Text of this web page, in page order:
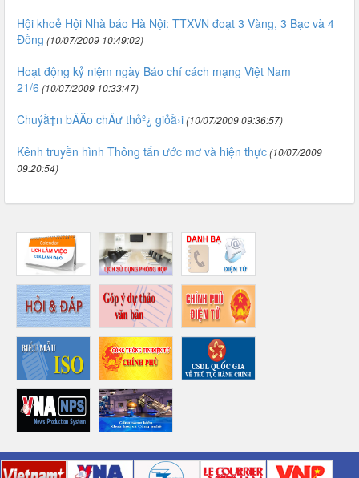
Hội khoẻ Hội Nhà báo Hà Nội: TTXVN đoạt 3 Vàng, 3 Bạc và 4
Đồng (10/07/2009 10:49:02)
Hoạt động kỷ niệm ngày Báo chí cách mạng Việt Nam
21/6 (10/07/2009 10:33:47)
Chuýằ‡n bÃĂo chÃư thỏº¿ giỏằ›i(10/07/2009 09:36:57)
Kênh truyền hình Thông tấn ước mơ và hiện thực(10/07/2009
09:20:54)